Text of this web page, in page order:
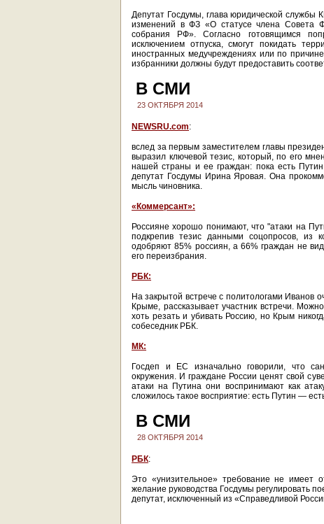
Депутат Госдумы, глава юридической службы
изменений в ФЗ «О статусе члена Совета
собрания РФ». Согласно готовящимся
исключением отпуска, смогут покидать
иностранных медучреждениях или по
избранники должны будут предоставить
В СМИ
23 ОКТЯБРЯ 2014
NEWSRU.com:
вслед за первым заместителем главы
выразил ключевой тезис, который, по его
нашей страны и ее граждан: пока есть
депутат Госдумы Ирина Яровая. Она
мысль чиновника.
«Коммерсант»:
Россияне хорошо понимают, что "атаки на
подкрепив тезис данными соцопросов, из
одобряют 85% россиян, а 66% граждан не
его переизбрания.
РБК:
На закрытой встрече с политологами Иванов
Крыме, рассказывает участник встречи.
хоть резать и убивать Россию, но Крым
собеседник РБК.
МК:
Госдеп и ЕС изначально говорили, что
окружения. И граждане России ценят свой
атаки на Путина они воспринимают как
сложилось такое восприятие: есть Путин —
В СМИ
28 ОКТЯБРЯ 2014
РБК:
Это «унизительное» требование не имеет
желание руководства Госдумы регулировать
депутат, исключенный из «Справедливой